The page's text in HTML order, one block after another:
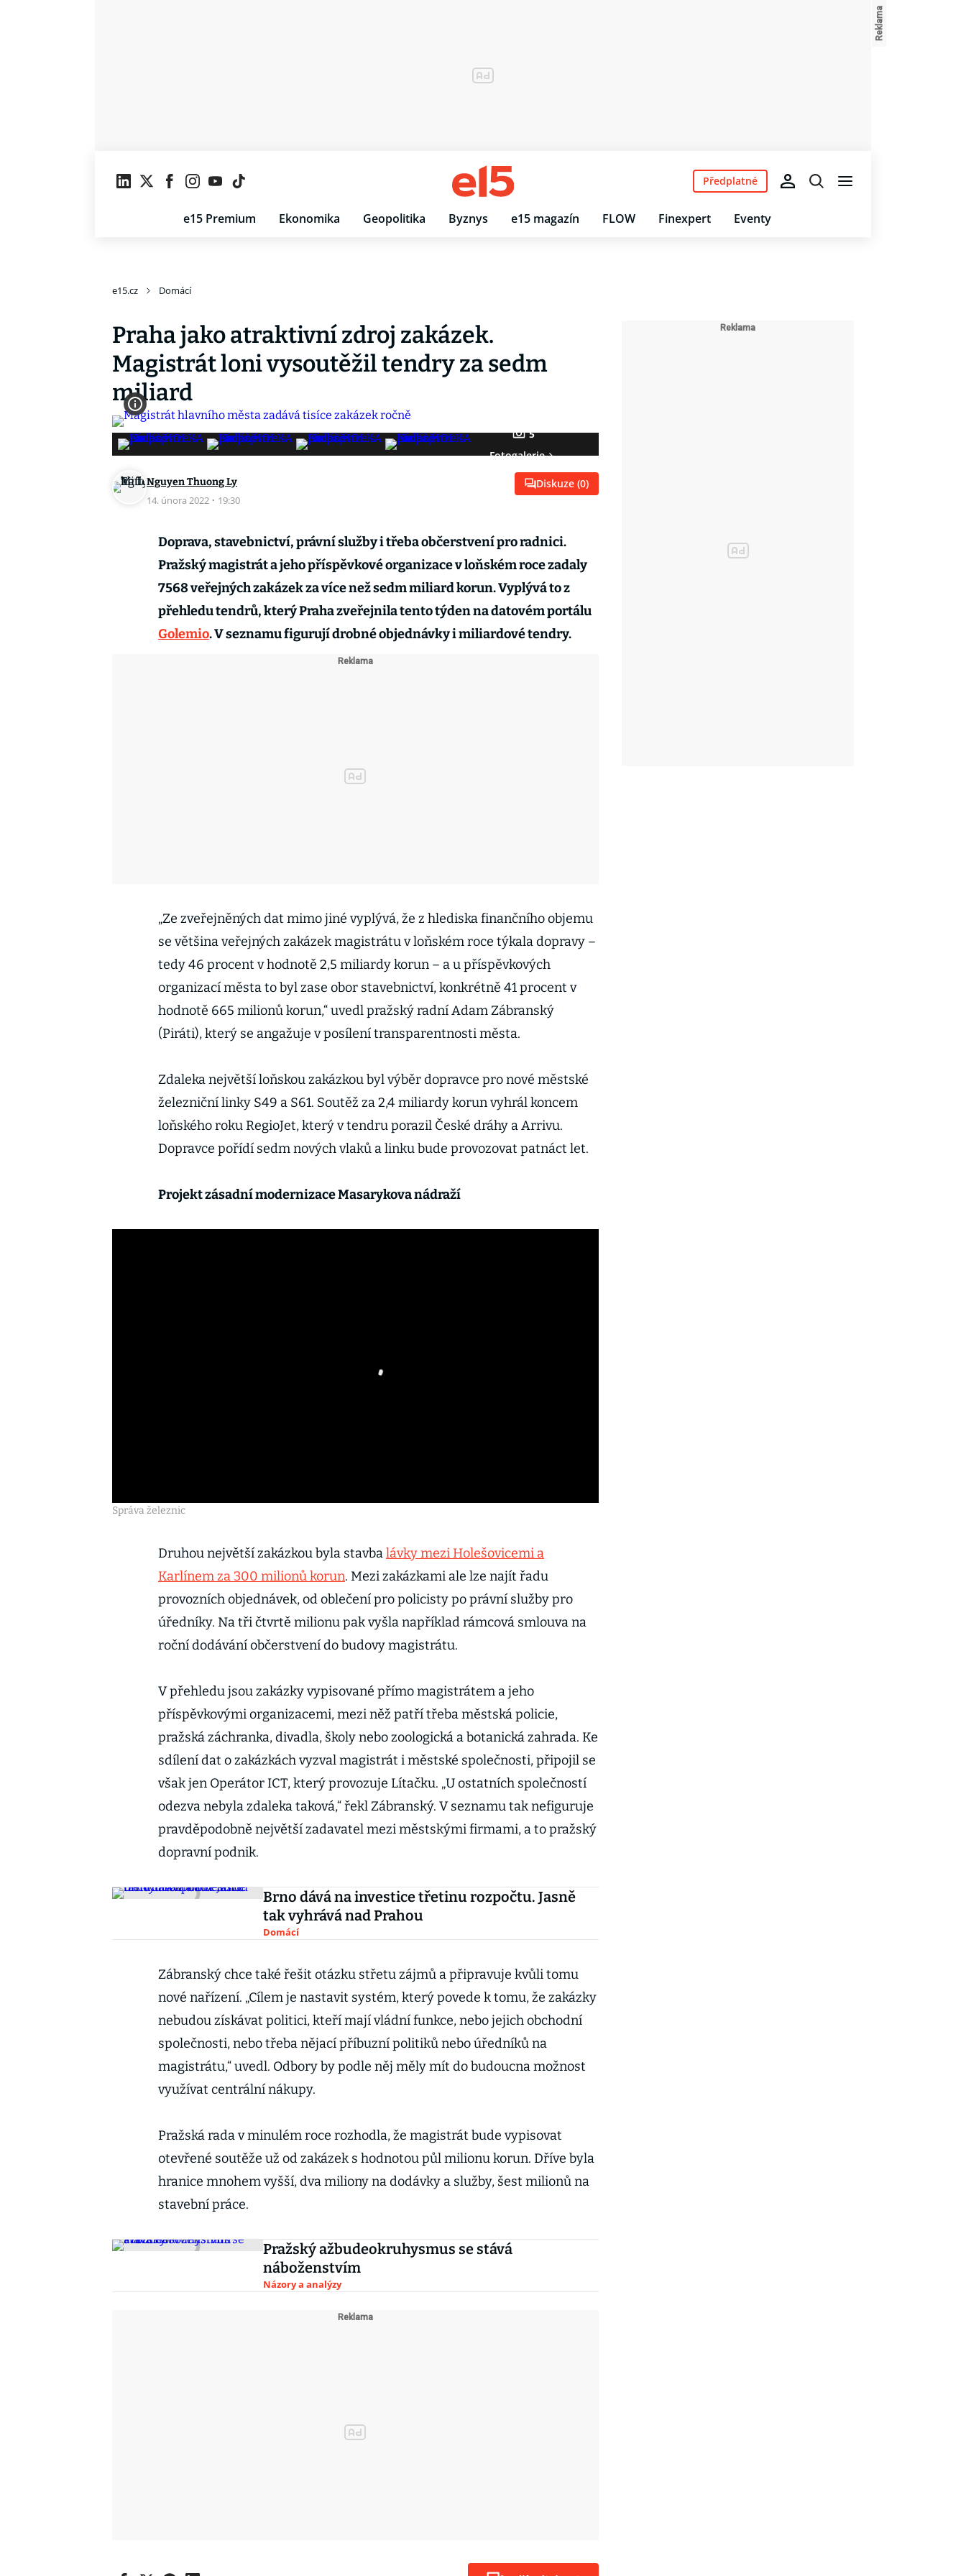
e15 Premium Ekonomika Geopolitika Byznys e15 magazín FLOW Finexpert Eventy
Předplatné
e15.cz Domácí
Praha jako atraktivní zdroj zakázek.
Magistrát loni vysoutěžil tendry za sedm
miliard
5
Fotogalerie
Nguyen Thuong Ly
14. února 2022 · 19:30
Diskuze (0)
Doprava, stavebnictví, právní služby i třeba občerstvení pro radnici.
Pražský magistrát a jeho příspěvkové organizace v loňském roce zadaly
7568 veřejných zakázek za více než sedm miliard korun. Vyplývá to z
přehledu tendrů, který Praha zveřejnila tento týden na datovém portálu
Golemio. V seznamu figurují drobné objednávky i miliardové tendry.
„Ze zveřejněných dat mimo jiné vyplývá, že z hlediska finančního objemu
se většina veřejných zakázek magistrátu v loňském roce týkala dopravy –
tedy 46 procent v hodnotě 2,5 miliardy korun – a u příspěvkových
organizací města to byl zase obor stavebnictví, konkrétně 41 procent v
hodnotě 665 milionů korun,“ uvedl pražský radní Adam Zábranský
(Piráti), který se angažuje v posílení transparentnosti města.
Zdaleka největší loňskou zakázkou byl výběr dopravce pro nové městské
železniční linky S49 a S61. Soutěž za 2,4 miliardy korun vyhrál koncem
loňského roku RegioJet, který v tendru porazil České dráhy a Arrivu.
Dopravce pořídí sedm nových vlaků a linku bude provozovat patnáct let.
Projekt zásadní modernizace Masarykova nádraží
Správa železnic
Druhou největší zakázkou byla stavbalávky mezi Holešovicemi a
Karlínem za 300 milionů korun. Mezi zakázkami ale lze najít řadu
provozních objednávek, od oblečení pro policisty po právní služby pro
úředníky. Na tři čtvrtě milionu pak vyšla například rámcová smlouva na
roční dodávání občerstvení do budovy magistrátu.
V přehledu jsou zakázky vypisované přímo magistrátem a jeho
příspěvkovými organizacemi, mezi něž patří třeba městská policie,
pražská záchranka, divadla, školy nebo zoologická a botanická zahrada. Ke
sdílení dat o zakázkách vyzval magistrát i městské společnosti, připojil se
však jen Operátor ICT, který provozuje Lítačku. „U ostatních společností
odezva nebyla zdaleka taková,“ řekl Zábranský. V seznamu tak nefiguruje
pravděpodobně největší zadavatel mezi městskými firmami, a to pražský
dopravní podnik.
Brno dává na investice třetinu rozpočtu. Jasně
tak vyhrává nad Prahou
Domácí
Zábranský chce také řešit otázku střetu zájmů a připravuje kvůli tomu
nové nařízení. „Cílem je nastavit systém, který povede k tomu, že zakázky
nebudou získávat politici, kteří mají vládní funkce, nebo jejich obchodní
společnosti, nebo třeba nějací příbuzní politiků nebo úředníků na
magistrátu,“ uvedl. Odbory by podle něj měly mít do budoucna možnost
využívat centrální nákupy.
Pražská rada v minulém roce rozhodla, že magistrát bude vypisovat
otevřené soutěže už od zakázek s hodnotou půl milionu korun. Dříve byla
hranice mnohem vyšší, dva miliony na dodávky a služby, šest milionů na
stavební práce.
Pražský ažbudeokruhysmus se stává
náboženstvím
Názory a analýzy